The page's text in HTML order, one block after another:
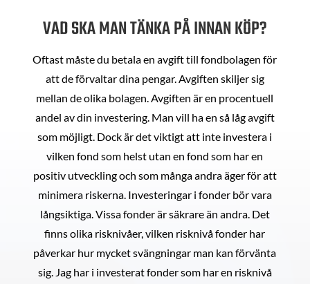
VAD SKA MAN TÄNKA PÅ INNAN KÖP?
Oftast måste du betala en avgift till fondbolagen för
att de förvaltar dina pengar. Avgiften skiljer sig
mellan de olika bolagen. Avgiften är en procentuell
andel av din investering. Man vill ha en så låg avgift
som möjligt. Dock är det viktigt att inte investera i
vilken fond som helst utan en fond som har en
positiv utveckling och som många andra äger för att
minimera riskerna. Investeringar i fonder bör vara
långsiktiga. Vissa fonder är säkrare än andra. Det
finns olika risknivåer, vilken risknivå fonder har
påverkar hur mycket svängningar man kan förvänta
sig. Jag har i investerat fonder som har en risknivå